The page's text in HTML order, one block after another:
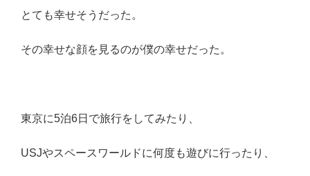
とても幸せそうだった。
その幸せな顔を見るのが僕の幸せだった。
東京に5泊6日で旅行をしてみたり、
USJやスペースワールドに何度も遊びに行ったり、